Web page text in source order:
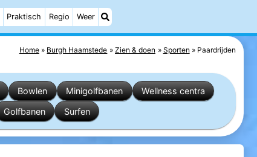
Praktisch Regio Weer
Home Burgh Haamstede Zien & doen Sporten Paardrijden
Bowlen Minigolfbanen
Wellness centra
Golfbanen Surfen